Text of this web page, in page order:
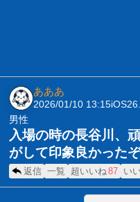
あああ
2026/01/10 13:15
男性
入場の時の長谷川、
がして印象良かったぞ
返信 一覧 超いいね87 い